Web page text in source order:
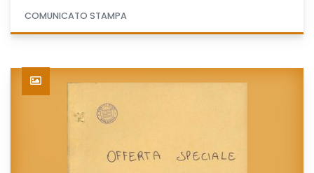
COMUNICATO STAMPA